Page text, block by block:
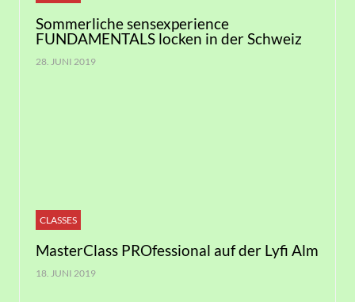
Sommerliche sensexperience
FUNDAMENTALS locken in der Schweiz
28. JUNI 2019
CLASSES
MasterClass PROfessional auf der Lyfi Alm
18. JUNI 2019